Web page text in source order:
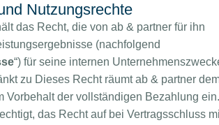
Nutzungsrechte
das Recht, die von ab & partner für ihn
(nachfolgend
“) für seine internen
zu Dieses Recht räumt ab & partner
Vorbehalt der vollständigen Bezahlung ein.
das Recht auf bei Vertragsschluss